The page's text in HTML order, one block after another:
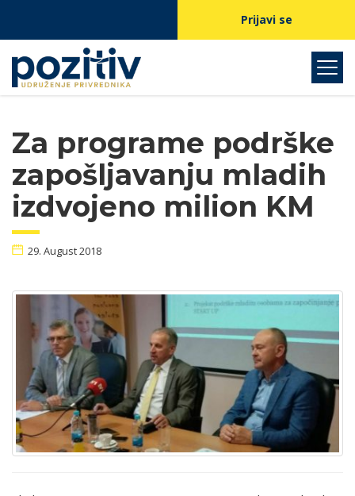
Prijavi se
Za programe podrške
zapošljavanju mladih
izdvojeno milion KM
29. August 2018